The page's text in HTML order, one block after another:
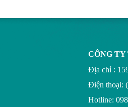
CÔNG TY
Địa chỉ :
Điện thoại:
Hotline: